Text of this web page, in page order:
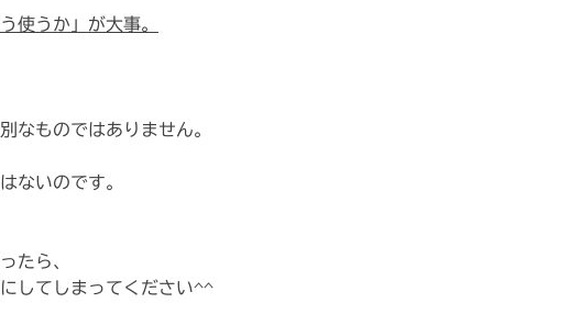
使うか」が大事。
なものではありません。
ないのです。
たら、
してしまってください^^